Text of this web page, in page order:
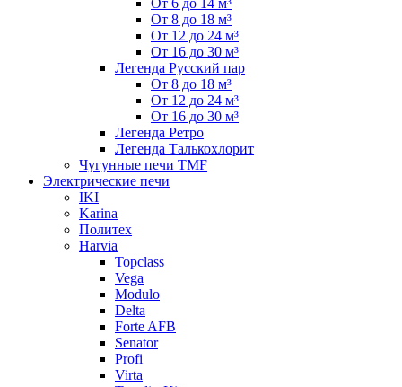
От 6 до 14 м³
От 8 до 18 м³
От 12 до 24 м³
От 16 до 30 м³
Легенда Русский пар
От 8 до 18 м³
От 12 до 24 м³
От 16 до 30 м³
Легенда Ретро
Легенда Талькохлорит
Чугунные печи TMF
Электрические печи
IKI
Karina
Политех
Harvia
Topclass
Vega
Modulo
Delta
Forte AFB
Senator
Profi
Virta